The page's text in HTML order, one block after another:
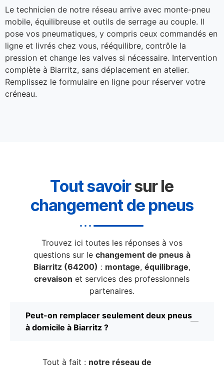
Le technicien de notre réseau arrive avec monte-pneu
mobile, équilibreuse et outils de serrage au couple. Il
pose vos pneumatiques, y compris ceux commandés en
ligne et livrés chez vous, rééquilibre, contrôle la
pression et change les valves si nécessaire. Intervention
complète à Biarritz, sans déplacement en atelier.
Remplissez le formulaire en ligne pour réserver votre
créneau.
Tout savoirsur le
changement de pneus
Trouvez ici toutes les réponses à vos
questions sur le changement de pneus à
Biarritz (64200) : montage, équilibrage,
crevaison et services des professionnels
partenaires.
Peut-on remplacer seulement deux pneus
à domicile à Biarritz ?
Tout à fait : notre réseau de